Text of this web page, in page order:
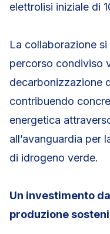
elettrolisi iniziale di
La collaborazione si
percorso condiviso
decarbonizzazione
contribuendo
energetica
all’avanguardia per
di idrogeno verde.
Un investimento
produzione